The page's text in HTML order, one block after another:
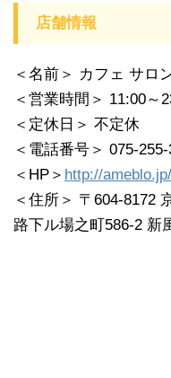
店舗情報
＜名前＞ カフェ サロ
＜営業時間＞ 11:00～
＜定休日＞ 不定休
＜電話番号＞ 075-
＜HP＞ http://
＜住所＞ 〒604-8172
路下ル場之町586-2 新